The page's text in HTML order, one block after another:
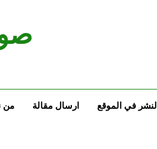
النشر في الموقع ارسال مقالة من